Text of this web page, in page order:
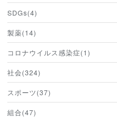
SDGs(4)
製薬(14)
コロナウイルス感染症(1)
社会(324)
スポーツ(37)
組合(47)